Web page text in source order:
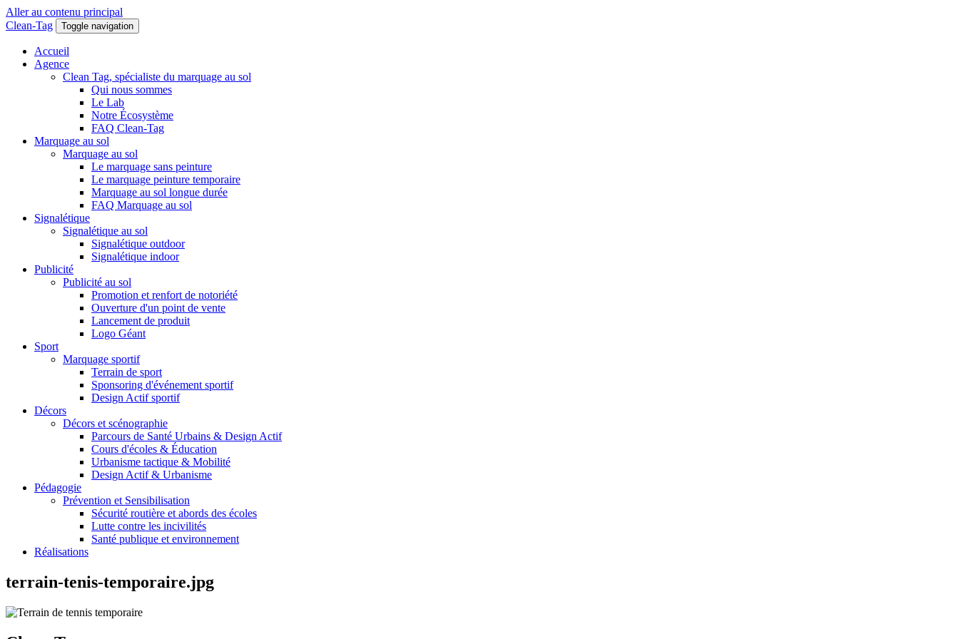
Aller au contenu principal
Clean-Tag
Toggle navigation
Accueil
Agence
Clean Tag, spécialiste du marquage au sol
Qui nous sommes
Le Lab
Notre Écosystème
FAQ Clean-Tag
Marquage au sol
Marquage au sol
Le marquage sans peinture
Le marquage peinture temporaire
Marquage au sol longue durée
FAQ Marquage au sol
Signalétique
Signalétique au sol
Signalétique outdoor
Signalétique indoor
Publicité
Publicité au sol
Promotion et renfort de notoriété
Ouverture d'un point de vente
Lancement de produit
Logo Géant
Sport
Marquage sportif
Terrain de sport
Sponsoring d'événement sportif
Design Actif sportif
Décors
Décors et scénographie
Parcours de Santé Urbains & Design Actif
Cours d'écoles & Éducation
Urbanisme tactique & Mobilité
Design Actif & Urbanisme
Pédagogie
Prévention et Sensibilisation
Sécurité routière et abords des écoles
Lutte contre les incivilités
Santé publique et environnement
Réalisations
terrain-tenis-temporaire.jpg